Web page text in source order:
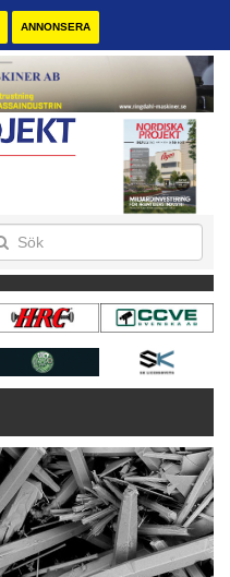
ANNONSERA